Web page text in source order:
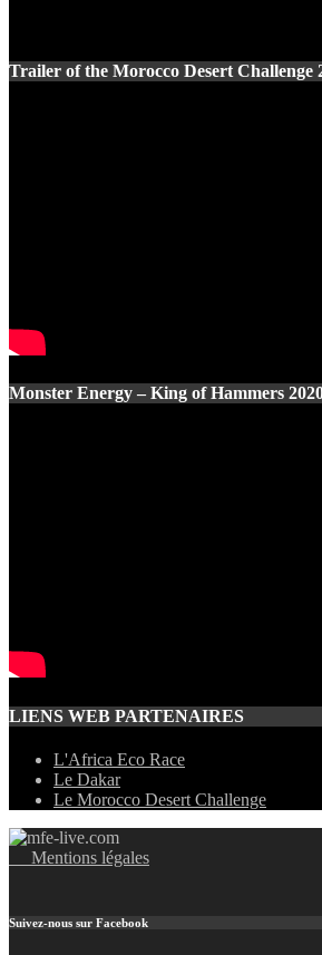
Trailer of the Morocco Desert Challenge
Monster Energy – King of Hammers
LIENS WEB PARTENAIRES
L'Africa Eco Race
Le Dakar
Le Morocco Desert Challenge
Mentions légales
Suivez-nous sur Facebook